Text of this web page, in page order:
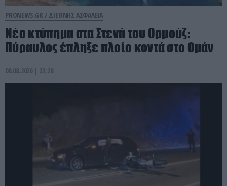
PRONEWS.GR / ΔΙΕΘΝΗΣ ΑΣΦΑΛΕΙΑ
Νέο κτύπημα στα Στενά του Ορμούζ:
Πύραυλος έπληξε πλοίο κοντά στο Ομάν
08.08.2026 | 23:28